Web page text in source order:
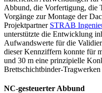
Abbund, die Vorfertigung, die
Vorgänge zur Montage der
Projektpartner STRAB
unterstützte die Entwicklung
Aufwandswerte für die
dieser Kennziffern konnte für
und 30 m eine prinzipielle
Brettschichtbinder-
NC-gesteuerter Abbund